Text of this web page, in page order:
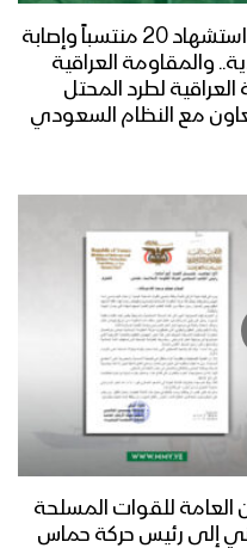
الحشد الشعبي في العراق يعلن استشهاد 20 منتسباً وإصابة
والمقاومة العراقية
لطرد المحتل
مع النظام السعودي
العامة للقوات المسلحة
إلى رئيس حركة حماس